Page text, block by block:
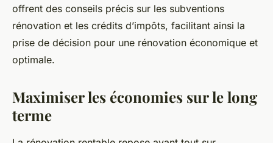
offrent des conseils précis sur les subventions
rénovation et les crédits d’impôts, facilitant ainsi la
prise de décision pour une rénovation économique et
optimale.
Maximiser les économies sur le long
terme